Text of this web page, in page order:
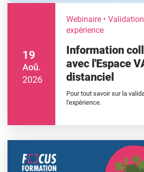
19
Aoû.
2026
Webinaire
expérience
Information
avec l'Espace
distanciel
Pour tout savoir sur la
l'expérience.